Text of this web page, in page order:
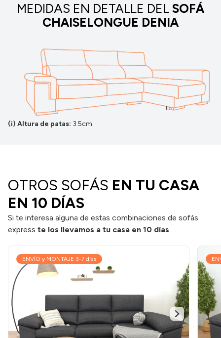
MEDIDAS EN DETALLE DEL SOFÁ
CHAISELONGUE DENIA
(i) Altura de patas: 3.5cm
OTROS SOFÁS EN TU CASA
EN 10 DÍAS
Si te interesa alguna de estas combinaciones de sofás
express te los llevamos a tu casa en 10 días
ENVÍO y MONTAJE 3-7 días